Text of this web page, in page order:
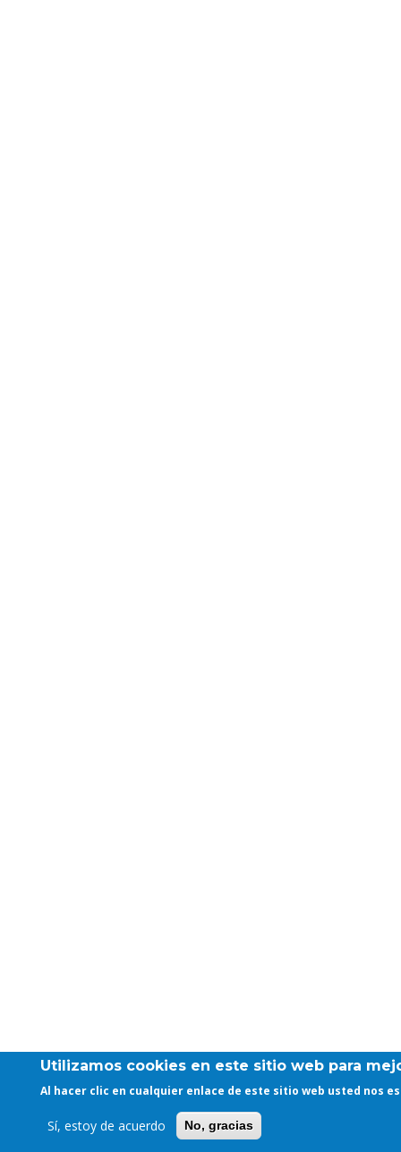
Utilizamos cookies en este sitio web para
Al hacer clic en cualquier enlace de este sitio web usted nos
Sí, estoy de acuerdo No, gracias